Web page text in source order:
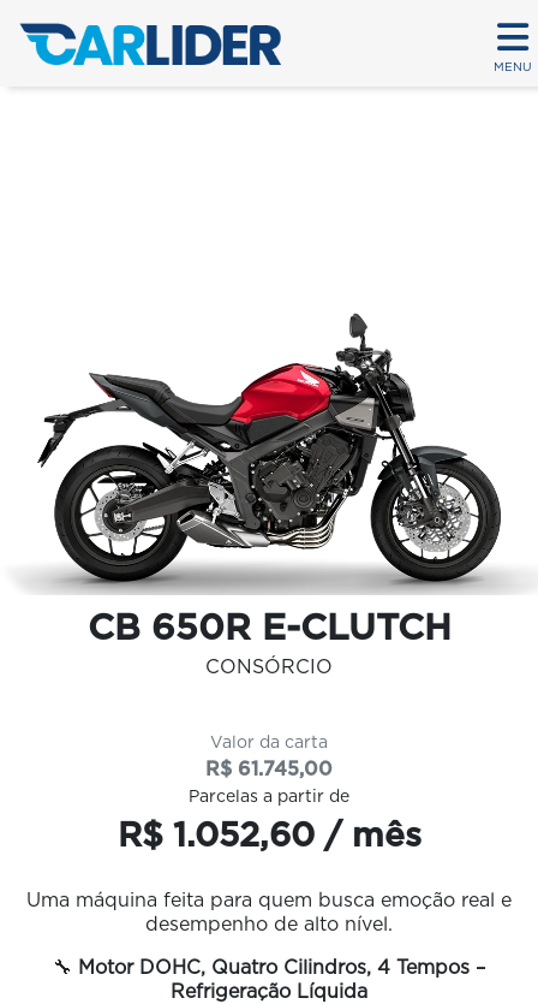
MENU
CB 650R E-CLUTCH
CONSÓRCIO
Valor da carta
R$ 61.745,00
Parcelas a partir de
R$ 1.052,60 / mês
Uma máquina feita para quem busca emoção real e
desempenho de alto nível.
🔧 Motor DOHC, Quatro Cilindros, 4 Tempos –
Refrigeração Líquida